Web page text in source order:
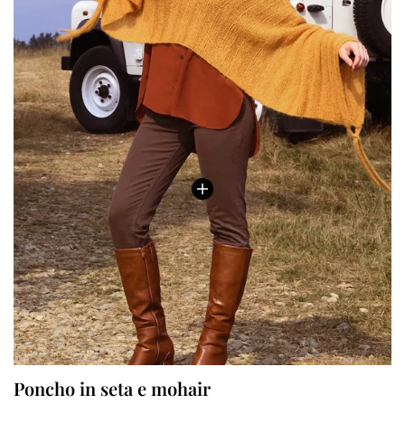
Poncho in seta e mohair